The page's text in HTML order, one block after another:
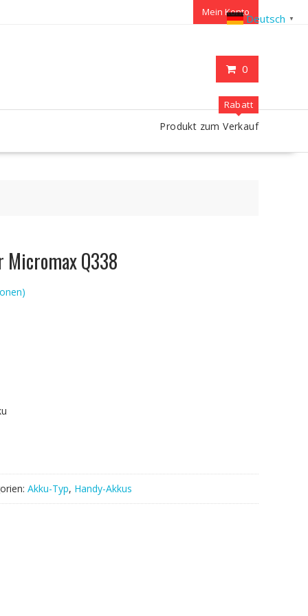
Mein Konto
0
Rabatt
Produkt zum Verkauf
Micromax Q338
Akku-Typ, Handy-Akkus
Deutsch ▼